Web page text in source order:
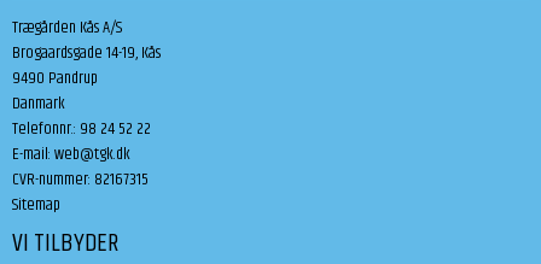
Trægården Kås A/S
Brogaardsgade 14-19, Kås
9490 Pandrup
Danmark
Telefonnr.: 98 24 52 22
E-mail:web@tgk.dk
CVR-nummer: 82167315
Sitemap
VI TILBYDER